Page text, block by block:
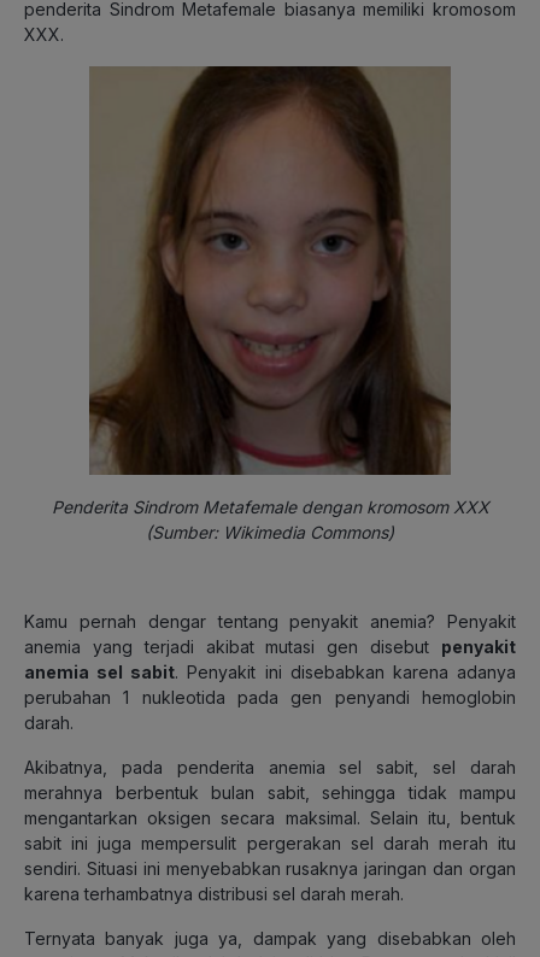
penderita Sindrom Metafemale biasanya memiliki kromosom
XXX.
Penderita Sindrom Metafemale dengan kromosom XXX
(Sumber: Wikimedia Commons)
Kamu pernah dengar tentang penyakit anemia? Penyakit
anemia yang terjadi akibat mutasi gen disebut penyakit
anemia sel sabit. Penyakit ini disebabkan karena adanya
perubahan 1 nukleotida pada gen penyandi hemoglobin
darah.
Akibatnya, pada penderita anemia sel sabit, sel darah
merahnya berbentuk bulan sabit, sehingga tidak mampu
mengantarkan oksigen secara maksimal. Selain itu, bentuk
sabit ini juga mempersulit pergerakan sel darah merah itu
sendiri. Situasi ini menyebabkan rusaknya jaringan dan organ
karena terhambatnya distribusi sel darah merah.
Ternyata banyak juga ya, dampak yang disebabkan oleh